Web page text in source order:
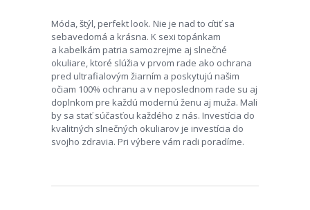
Móda, štýl, perfekt look. Nie je nad to cítiť sa
sebavedomá a krásna. K sexi topánkam
a kabelkám patria samozrejme aj slnečné
okuliare, ktoré slúžia v prvom rade ako ochrana
pred ultrafialovým žiarním a poskytujú našim
očiam 100% ochranu a v neposlednom rade su aj
doplnkom pre každú modernú ženu aj muža. Mali
by sa stať súčasťou každého z nás. Investícia do
kvalitných slnečných okuliarov je investícia do
svojho zdravia. Pri výbere vám radi poradíme.